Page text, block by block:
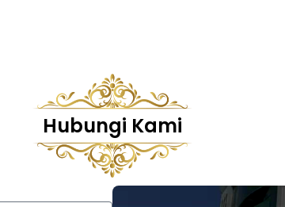
Hubungi Kami